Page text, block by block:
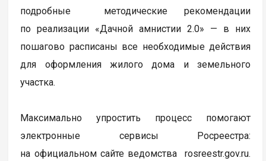
подробные методические рекомендации
по реализации «Дачной амнистии 2.0» — в них
пошагово расписаны все необходимые действия
для оформления жилого дома и земельного
участка.
Максимально упростить процесс помогают
электронные сервисы Росреестра:
на официальном сайте ведомства rosreestr.gov.ru.